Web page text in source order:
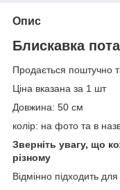
Опис
Блискавка
Продається поштучно
Ціна вказана за 1 шт
Довжина: 50 см
колір: на фото та в
Зверніть увагу, що
різному
Відмінно підходить